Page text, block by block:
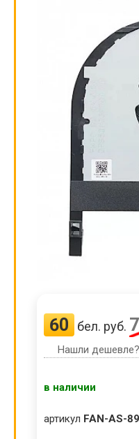
60 бел. руб.
Нашли дешевле?
в наличии
артикул FAN-AS-89